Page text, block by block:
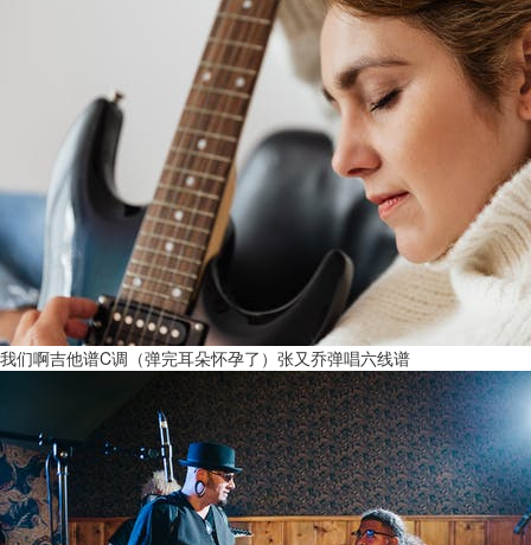
我们啊吉他谱C调（弹完耳朵怀孕了）张又乔弹唱六线谱